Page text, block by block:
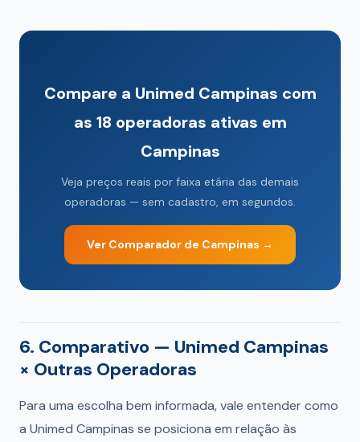
Compare a Unimed Campinas com
as 18 operadoras ativas em
Campinas
Veja preços reais por faixa etária das demais
operadoras — sem cadastro, em segundos.
Ver Comparador de Campinas →
6. Comparativo — Unimed Campinas
× Outras Operadoras
Para uma escolha bem informada, vale entender como
a Unimed Campinas se posiciona em relação às